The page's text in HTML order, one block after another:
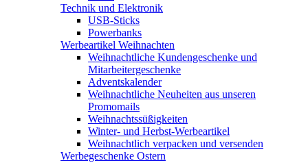
Technik und Elektronik
USB-Sticks
Powerbanks
Werbeartikel Weihnachten
Weihnachtliche Kundengeschenke und
Mitarbeitergeschenke
Adventskalender
Weihnachtliche Neuheiten aus unseren
Promomails
Weihnachtssüßigkeiten
Winter- und Herbst-Werbeartikel
Weihnachtlich verpacken und versenden
Werbegeschenke Ostern